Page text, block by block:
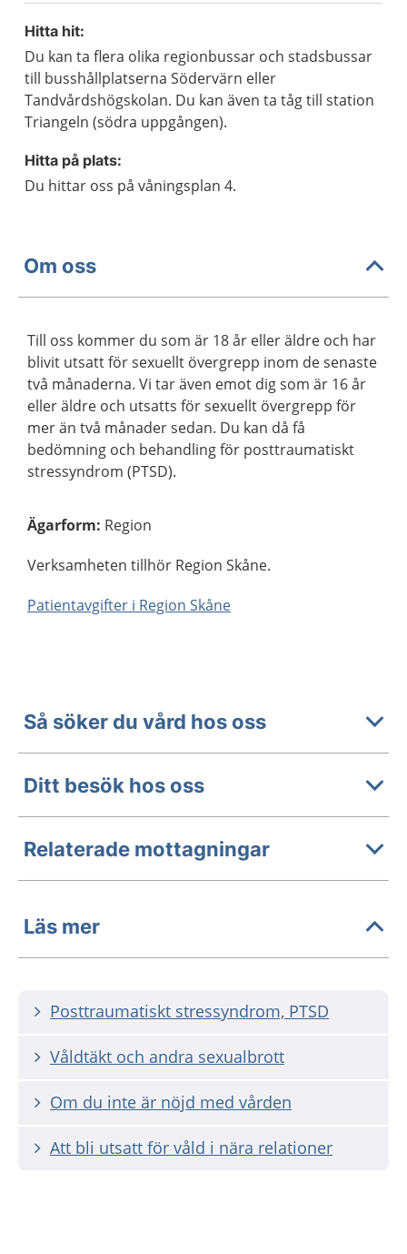
Hitta hit:
Du kan ta flera olika regionbussar och stadsbussar
till busshållplatserna Södervärn eller
Tandvårdshögskolan. Du kan även ta tåg till station
Triangeln (södra uppgången).
Hitta på plats:
Du hittar oss på våningsplan 4.
Om oss
Till oss kommer du som är 18 år eller äldre och har
blivit utsatt för sexuellt övergrepp inom de senaste
två månaderna. Vi tar även emot dig som är 16 år
eller äldre och utsatts för sexuellt övergrepp för
mer än två månader sedan. Du kan då få
bedömning och behandling för posttraumatiskt
stressyndrom (PTSD).
Ägarform: Region
Verksamheten tillhör Region Skåne.
Patientavgifter i Region Skåne
Så söker du vård hos oss
Ditt besök hos oss
Relaterade mottagningar
Läs mer
Posttraumatiskt stressyndrom, PTSD
Våldtäkt och andra sexualbrott
Om du inte är nöjd med vården
Att bli utsatt för våld i nära relationer